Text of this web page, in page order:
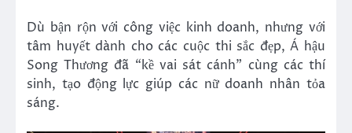
Dù bận rộn với công việc kinh doanh, nhưng với
tâm huyết dành cho các cuộc thi sắc đẹp, Á hậu
Song Thương đã “kề vai sát cánh” cùng các thí
sinh, tạo động lực giúp các nữ doanh nhân tỏa
sáng.